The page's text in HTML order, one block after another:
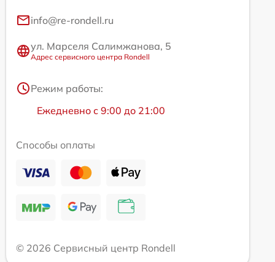
info@re-rondell.ru
ул. Марселя Салимжанова, 5
Адрес сервисного центра Rondell
Режим работы:
Ежедневно с 9:00 до 21:00
Способы оплаты
© 2026 Сервисный центр Rondell